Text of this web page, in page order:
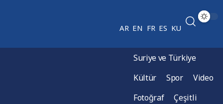
AR EN FR ES KU
Suriye ve Türkiye
Kültür
Spor
Video
Fotoğraf
Çeşitli